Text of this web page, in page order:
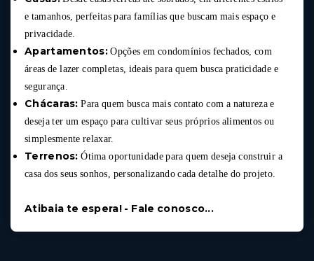
e tamanhos, perfeitas para famílias que buscam mais espaço e
privacidade.
Apartamentos:Opções em condomínios fechados, com
áreas de lazer completas, ideais para quem busca praticidade e
segurança.
Chácaras: Para quem busca mais contato com a natureza e
deseja ter um espaço para cultivar seus próprios alimentos ou
simplesmente relaxar.
Terrenos: Ótima oportunidade para quem deseja construir a
casa dos seus sonhos, personalizando cada detalhe do projeto.
Atibaia te espera! - Fale conosco...